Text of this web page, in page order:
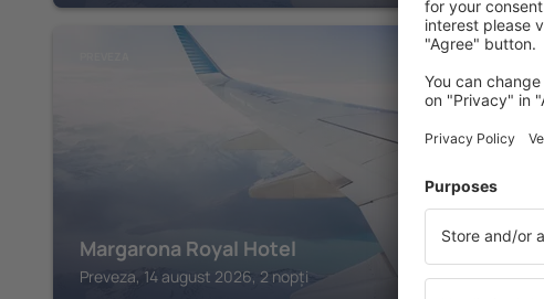
Margarona Royal Hotel
Preveza, 14 august 2026, 2 nopți